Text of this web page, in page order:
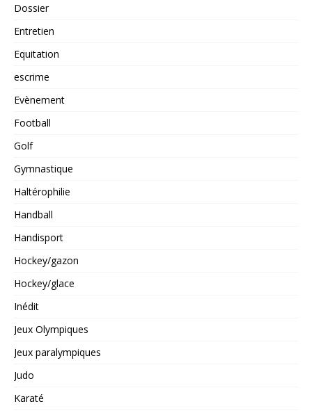
Dossier
Entretien
Equitation
escrime
Evènement
Football
Golf
Gymnastique
Haltérophilie
Handball
Handisport
Hockey/gazon
Hockey/glace
Inédit
Jeux Olympiques
Jeux paralympiques
Judo
Karaté